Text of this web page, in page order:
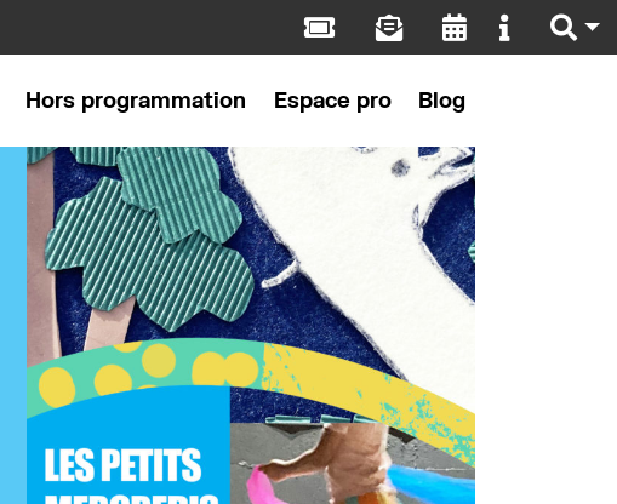
Hors programmation Espace pro Blog